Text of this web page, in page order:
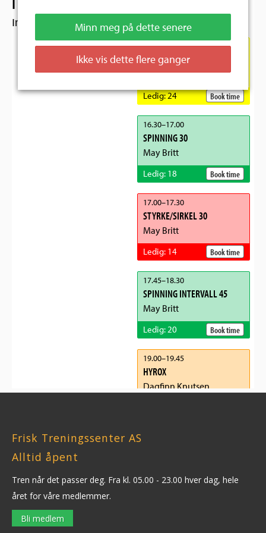
Frisk Treningssenter AS
Alltid åpent
Tren når det passer deg. Fra kl. 05.00 - 23.00 hver dag, hele
året for våre medlemmer.
Bli medlem